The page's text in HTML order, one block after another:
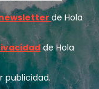
de Hola
de Hola
publicidad.